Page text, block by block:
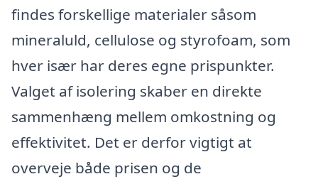
findes forskellige materialer såsom
mineraluld, cellulose og styrofoam, som
hver især har deres egne prispunkter.
Valget af isolering skaber en direkte
sammenhæng mellem omkostning og
effektivitet. Det er derfor vigtigt at
overveje både prisen og de